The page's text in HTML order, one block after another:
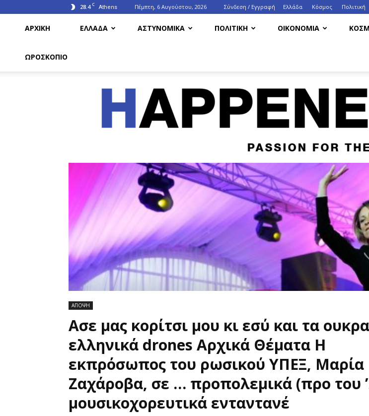
28.4 C Athens Πέμπτη, 6 Αυγούστου, 2026 Σύνδεση / Εγγραφή Ελλάδα Κόσμος Πολιτική
ΑΡΧΙΚΗ ΕΛΛΑΔΑ ΑΣΤΥΝΟΜΙΚΑ ΠΟΛΙΤΙΚΗ ΟΙΚΟΝΟΜΙΑ
ΩΡΟΣΚΟΠΙΟ
ΑΠΟΨΗ
Ασε μας κορίτσι μου κι εσύ και τα
ελληνικά drones Αρχικά Θέματα Η
εκπρόσωπος του ρωσικού ΥΠΕΞ, Μαρία
Ζαχάροβα, σε … προπολεμικά (προ του
μουσικοχορευτικά ενταντανέ